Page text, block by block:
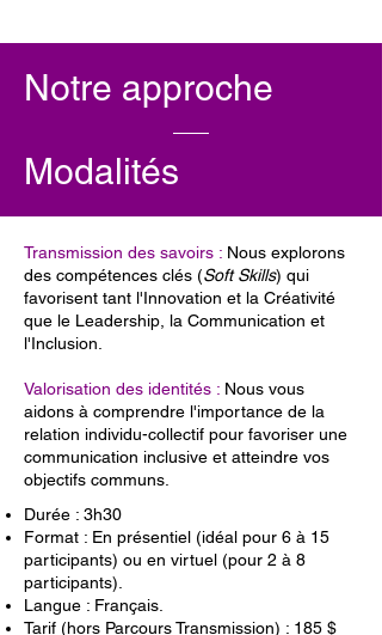
Notre approche
Modalités
Transmission des savoirs : Nous explorons
des compétences clés (Soft Skills) qui
favorisent tant l'Innovation et la Créativité
que le Leadership, la Communication et
l'Inclusion.
Valorisation des identités : Nous vous
aidons à comprendre l'importance de la
relation individu-collectif pour favoriser une
communication inclusive et atteindre vos
objectifs communs.
Durée : 3h30
Format : En présentiel (idéal pour 6 à 15
participants) ou en virtuel (pour 2 à 8
participants).
Langue : Français.
Tarif (hors Parcours Transmission) : 185 $